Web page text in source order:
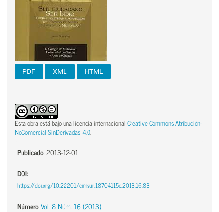
PDF XML HTML
Esta obra está bajo una licencia internacionalCreative Commons Atribución-
NoComercial-SinDerivadas 4.0.
Publicado:2013-12-01
DOI:
https://doi.org/10.22201/cimsur.18704115e.2013.16.83
NúmeroVol. 8 Núm. 16 (2013)